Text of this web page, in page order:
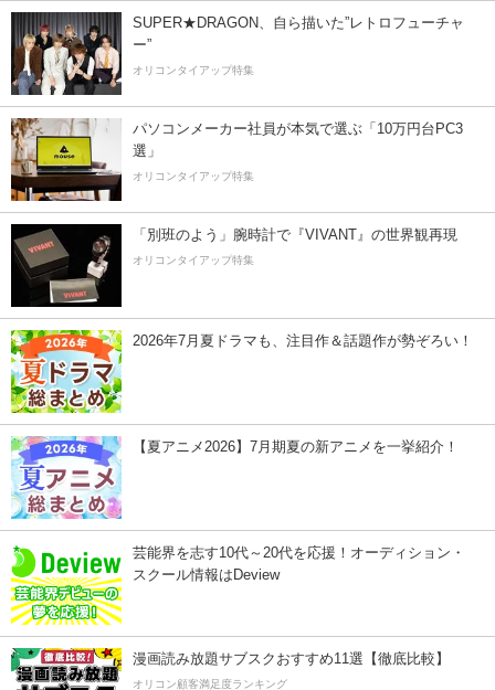
SUPER★DRAGON、自ら描いた”レトロフューチャ
ー”
オリコンタイアップ特集
パソコンメーカー社員が本気で選ぶ「10万円台PC3
選」
オリコンタイアップ特集
「別班のよう」腕時計で『VIVANT』の世界観再現
オリコンタイアップ特集
2026年7月夏ドラマも、注目作＆話題作が勢ぞろい！
【夏アニメ2026】7月期夏の新アニメを一挙紹介！
芸能界を志す10代～20代を応援！オーディション・
スクール情報はDeview
漫画読み放題サブスクおすすめ11選【徹底比較】
オリコン顧客満足度ランキング